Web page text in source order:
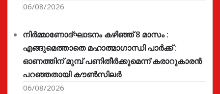
06/08/2026
നിർമ്മാണോദ്ഘാടനം കഴിഞ്ഞ് 8 മാസം :
എങ്ങുമെത്താതെ മഹാത്മാഗാന്ധി പാർക്ക് :
ഓണത്തിന് മുമ്പ് പണിതീർക്കുമെന്ന് കരാറുകാരൻ
പറഞ്ഞതായി കൗൺസിലർ
06/08/2026